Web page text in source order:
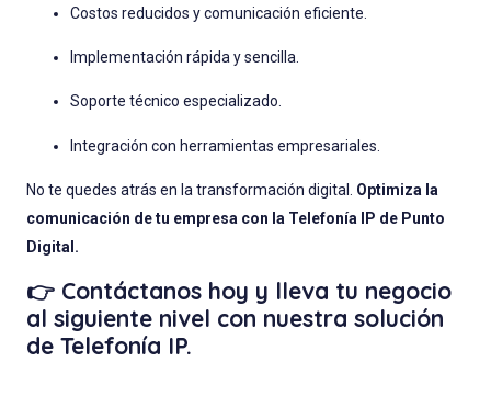
Costos reducidos y comunicación eficiente.
Implementación rápida y sencilla.
Soporte técnico especializado.
Integración con herramientas empresariales.
No te quedes atrás en la transformación digital. Optimiza la
comunicación de tu empresa con la Telefonía IP de Punto
Digital.
👉 Contáctanos hoy y lleva tu negocio
al siguiente nivel con nuestra solución
de Telefonía IP.